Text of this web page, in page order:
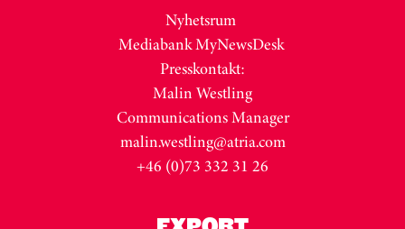
Nyhetsrum
Mediabank MyNewsDesk
Presskontakt:
Malin Westling
Communications Manager
malin.westling@atria.com
+46 (0)73 332 31 26